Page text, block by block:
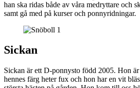
han ska ridas både av våra medryttare och
samt gå med på kurser och ponnyridningar.
Sickan
Sickan är ett D-ponnysto född 2005. Hon
hennes färg heter fux och hon har en vit